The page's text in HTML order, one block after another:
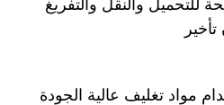
للتحميل والنقل والتفريغ
مواد تغليف عالية الجودة